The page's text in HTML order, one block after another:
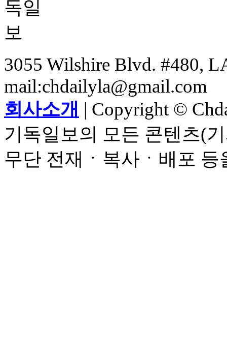
3055 Wilshire Blvd. #480,
mail:chdailyla@gmail.com
회사소개 | Copyright ©
기독일보의 모든 콘텐츠(
무단 전재ㆍ복사ㆍ배포 등